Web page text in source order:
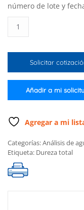
número de lote y
para
total
medio
(100
cantidad
Solicitar
Añadir a mi
Agregar a mi
Categorías:Análisis de
Etiqueta: Dureza total